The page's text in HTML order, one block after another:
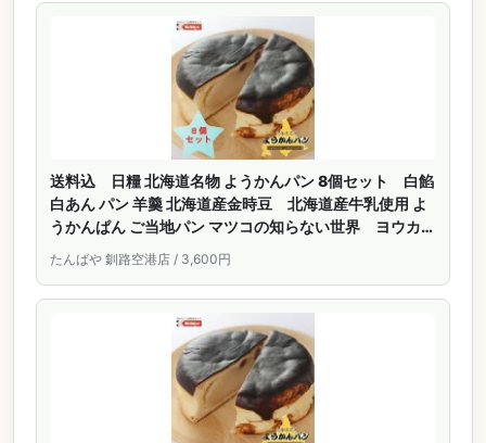
送料込 日糧 北海道名物 ようかんパン 8個セット 白餡
白あん パン 羊羹 北海道産金時豆 北海道産牛乳使用 よ
うかんぱん ご当地パン マツコの知らない世界 ヨウカン
たんばや 釧路空港店 / 3,600円